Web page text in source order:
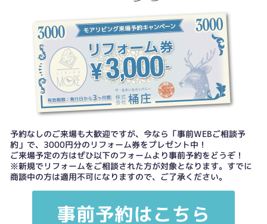
予約なしのご来場も大歓迎ですが、今なら「事前WEBご相談予
約」で、3000円分のリフォーム券をプレゼント中！
ご来場予定の方はぜひ以下のフォームより事前予約をどうぞ！
※新規でリフォームをご相談された方が対象となります。すでに
商談中の方は適用不可になりますので、ご了承ください。